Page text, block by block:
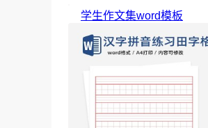
学生作文集word模板